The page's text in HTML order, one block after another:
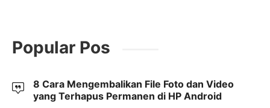
Popular Pos
8 Cara Mengembalikan File Foto dan Video
yang Terhapus Permanen di HP Android